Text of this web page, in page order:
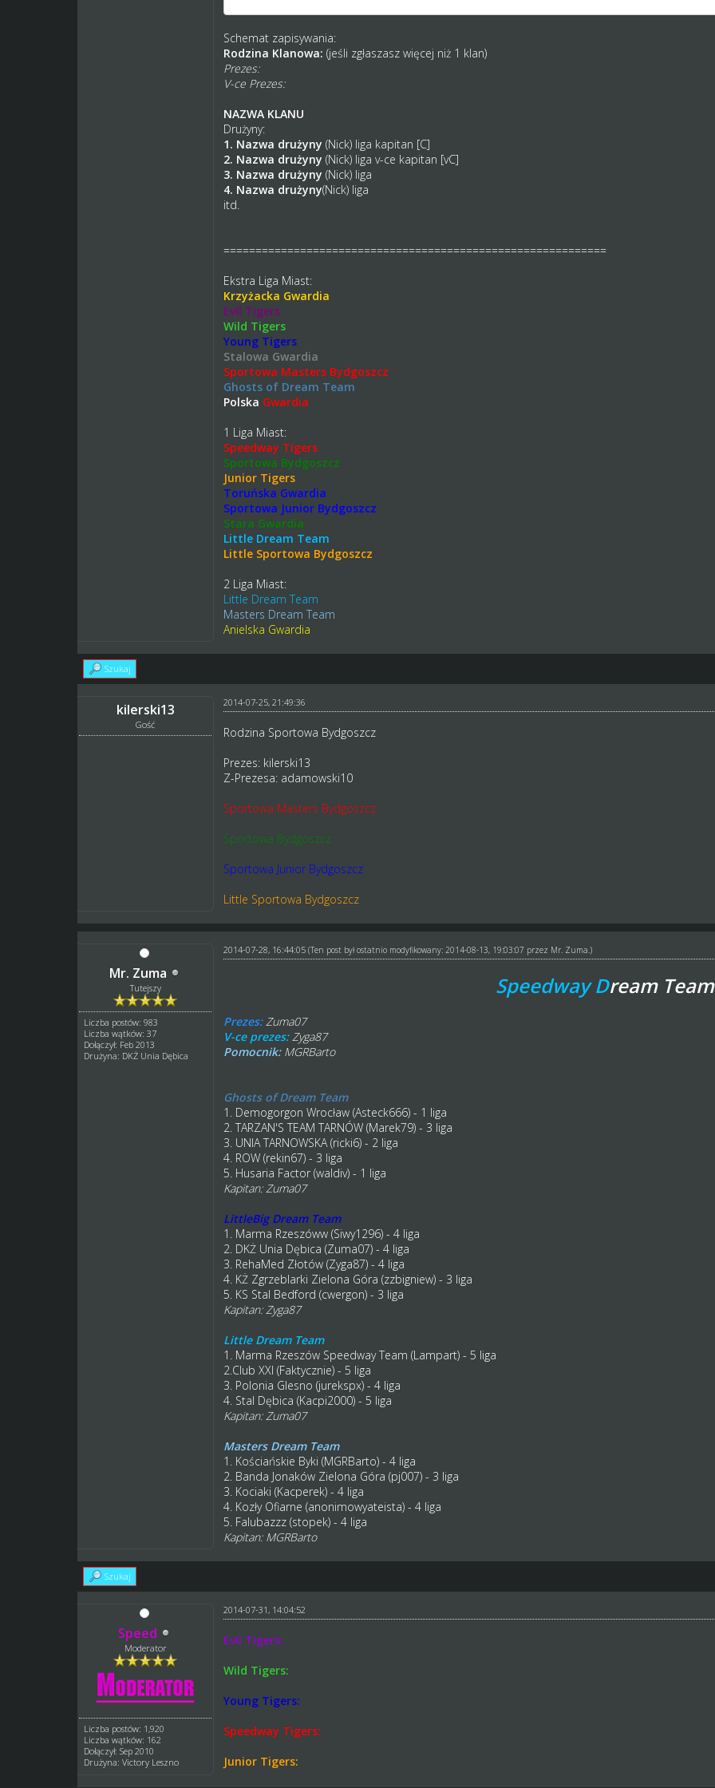
Schemat zapisywania:
Rodzina Klanowa: (jeśli zgłaszasz więcej niż 1 klan)
Prezes:
V-ce Prezes:
NAZWA KLANU
Drużyny:
1. Nazwa drużyny (Nick) liga kapitan [C]
2. Nazwa drużyny (Nick) liga v-ce kapitan [vC]
3. Nazwa drużyny (Nick) liga
4. Nazwa drużyny(Nick) liga
itd.
============================================================
Ekstra Liga Miast:
Krzyżacka Gwardia
Evil Tigers
Wild Tigers
Young Tigers
Stalowa Gwardia
Sportowa Masters Bydgoszcz
Ghosts of Dream Team
Polska Gwardia
1 Liga Miast:
Speedway Tigers
Sportowa Bydgoszcz
Junior Tigers
Toruńska Gwardia
Sportowa Junior Bydgoszcz
Stara Gwardia
Little Dream Team
Little Sportowa Bydgoszcz
2 Liga Miast:
Little Dream Team
Masters Dream Team
Anielska Gwardia
Szukaj
kilerski13
Gość
2014-07-25, 21:49:36
Rodzina Sportowa Bydgoszcz
Prezes: kilerski13
Z-Prezesa: adamowski10
Sportowa Masters Bydgoszcz
Sportowa Bydgoszcz
Sportowa Junior Bydgoszcz
Little Sportowa Bydgoszcz
Mr. Zuma
Tutejszy
Liczba postów: 983
Liczba wątków: 37
Dołączył: Feb 2013
Drużyna: DKŻ Unia Dębica
2014-07-28, 16:44:05 (Ten post był ostatnio modyfikowany: 2014-08-13, 19:03:07 przez Mr. Zuma .)
Speedway Dream Team
Prezes:Zuma07
V-ce prezes:Zyga87
Pomocnik:MGRBarto
Ghosts of Dream Team
1. Demogorgon Wrocław (Asteck666) - 1 liga
2. TARZAN'S TEAM TARNÓW (Marek79) - 3 liga
3. UNIA TARNOWSKA (ricki6) - 2 liga
4. ROW (rekin67) - 3 liga
5. Husaria Factor (waldiv) - 1 liga
Kapitan: Zuma07
LittleBig Dream Team
1. Marma Rzeszóww (Siwy1296) - 4 liga
2. DKŻ Unia Dębica (Zuma07) - 4 liga
3. RehaMed Złotów (Zyga87) - 4 liga
4. KŻ Zgrzeblarki Zielona Góra (zzbigniew) - 3 liga
5. KS Stal Bedford (cwergon) - 3 liga
Kapitan: Zyga87
Little Dream Team
1. Marma Rzeszów Speedway Team (Lampart) - 5 liga
2.Club XXI (Faktycznie) - 5 liga
3. Polonia Glesno (jurekspx) - 4 liga
4. Stal Dębica (Kacpi2000) - 5 liga
Kapitan: Zuma07
Masters Dream Team
1. Kościańskie Byki (MGRBarto) - 4 liga
2. Banda Jonaków Zielona Góra (pj007) - 3 liga
3. Kociaki (Kacperek) - 4 liga
4. Kozły Ofiarne (anonimowyateista) - 4 liga
5. Falubazzz (stopek) - 4 liga
Kapitan: MGRBarto
Szukaj
Speed
Moderator
Liczba postów: 1,920
Liczba wątków: 162
Dołączył: Sep 2010
Drużyna: Victory Leszno
2014-07-31, 14:04:52
Evil Tigers:
Wild Tigers:
Young Tigers:
Speedway Tigers:
Junior Tigers: